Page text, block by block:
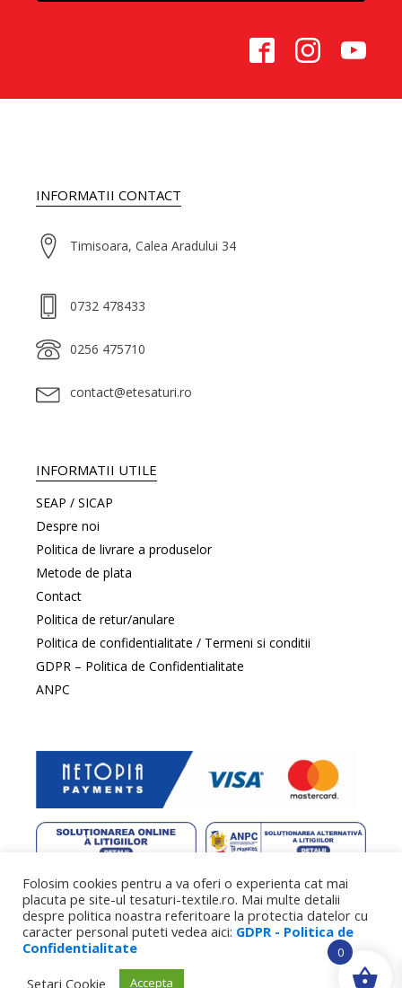
INFORMATII CONTACT
Timisoara, Calea Aradului 34
0732 478433
0256 475710
contact@etesaturi.ro
INFORMATII UTILE
SEAP / SICAP
Despre noi
Politica de livrare a produselor
Metode de plata
Contact
Politica de retur/anulare
Politica de confidentialitate / Termeni si conditii
GDPR – Politica de Confidentialitate
ANPC
web design by DowMedia |gazduire webby SpeedHost
Folosim cookies pentru a va oferi o experienta cat mai
placuta pe site-ul tesaturi-textile.ro. Mai multe detalii
despre politica noastra referitoare la protectia datelor cu
caracter personal puteti vedea aici: GDPR - Politica de
Confidentialitate
Setari Cookie
Accepta
0